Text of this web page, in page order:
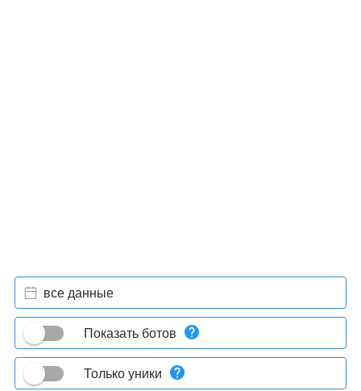
все данные
Показать ботов
Только уники